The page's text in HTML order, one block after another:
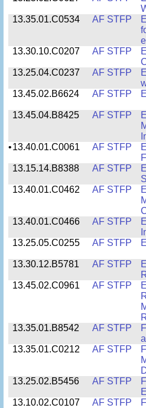
13.35.01.C0534
AF STFP
13.30.10.C0207
AF STFP
13.25.04.C0237
AF STFP
13.45.02.B6624
AF STFP
13.45.04.B8425 AF STFP
•13.40.01.C0061 AF STFP
13.15.14.B8388
AF STFP
13.40.01.C0462
AF STFP
13.40.01.C0466
AF STFP
13.25.05.C0255
AF STFP
13.30.12.B5781 AF STFP
13.45.02.C0961
AF STFP
13.35.01.B8542
AF STFP
13.35.01.C0212
AF STFP
13.25.02.B5456
AF STFP
13.10.02.C0107
AF STFP